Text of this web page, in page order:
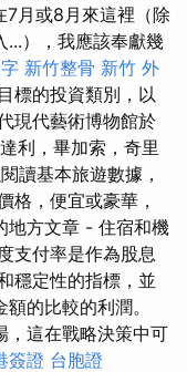
7月或8月來這裡（除
...），我應該奉獻幾
新竹整骨 新竹 外
標的投資類別，以
現代藝術博物館於
利，畢加索，奇里
讀基本旅遊數據，
格，便宜或豪華，
地方文章 - 住宿和機
支付率是作為股息
穩定性的指標，並
的比較的利潤。
，這在戰略決策中可
簽證 台胞證